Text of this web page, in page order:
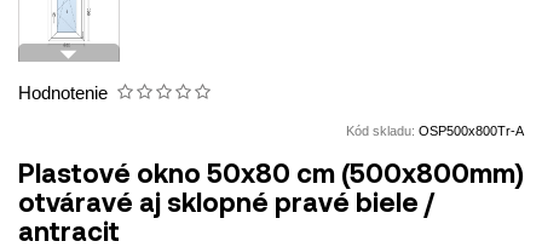
arrow_drop_down
Hodnotenie
Kód skladu: OSP500x800Tr-A
Plastové okno 50x80 cm (500x800mm)
otváravé aj sklopné pravé biele /
antracit